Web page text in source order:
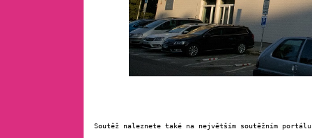
Soutěž naleznete také na největším soutěžním